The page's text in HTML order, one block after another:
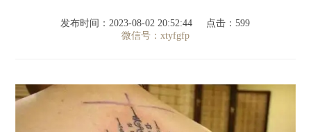
发布时间：2023-08-02 20:52:44
点击：599
微信号：xtyfgfp